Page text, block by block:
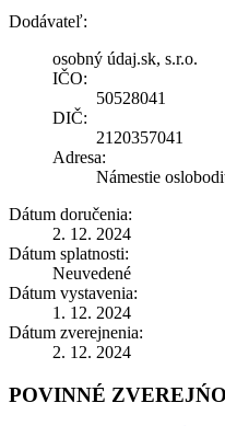
Dodávateľ:
osobný údaj.sk, s.r.o.
IČO:
50528041
DIČ:
2120357041
Adresa:
Námestie
Dátum doručenia:
2. 12. 2024
Dátum splatnosti:
Neuvedené
Dátum vystavenia:
1. 12. 2024
Dátum zverejnenia:
2. 12. 2024
POVINNÉ